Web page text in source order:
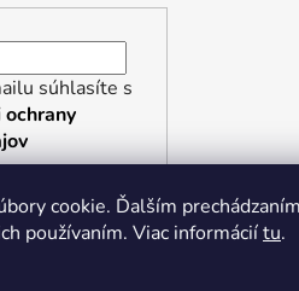
cookie. Ďalším
používaním. Viac informáciítu.
súhlasíte s
SA